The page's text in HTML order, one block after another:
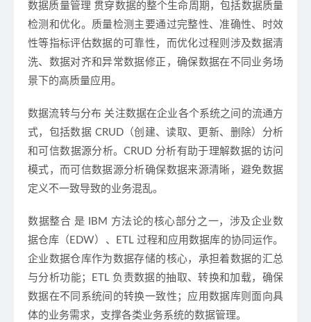
数据质量管理 贯穿数据的整个生命周期，包括数据质量
检测和优化。质量检测主要通过完整性、准确性、时效
性等指标评估数据的可靠性，而优化过程则涉及数据清
洗、数据对齐和异常数据修正，确保数据在不同业务场
景下的高质量应用。
数据流转与分布 关注数据在企业各个系统之间的流通方
式，包括数据 CRUD（创建、读取、更新、删除）分析
和可信数据源分析。CRUD 分析有助于理解数据的访问
模式，而可信数据源分析确保数据来源清晰，避免数据
定义不一致导致的业务混乱。
数据整合 是 IBM 方法论的核心部分之一，涉及企业数
据仓库（EDW）、ETL 过程和应用数据库的协同运作。
企业数据仓库作为数据存储的核心，承担着数据的汇总
与分析功能；ETL 负责数据的抽取、转换和加载，确保
数据在不同系统间的转换一致性；应用数据库则面向具
体的业务需求，支撑各类业务系统的数据管理。